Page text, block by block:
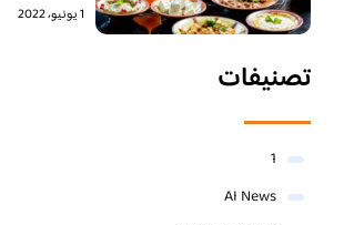
1 يونيو، 2022
تصنيفات
1
AI News